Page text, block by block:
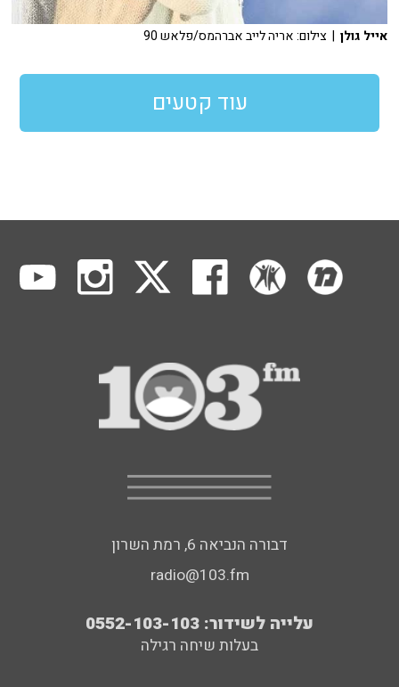
אייל גולן | צילום: אריה לייב אברהמס/פלאש 90
עוד קטעים
דבורה הנביאה 6, רמת השרון
radio@103.fm
עלייה לשידור: 0552-103-103
בעלות שיחה רגילה